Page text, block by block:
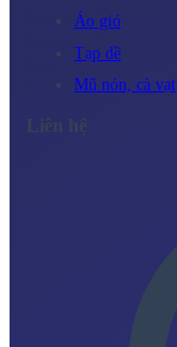
Áo gió
Tạp dề
Mũ nón, cà vạt